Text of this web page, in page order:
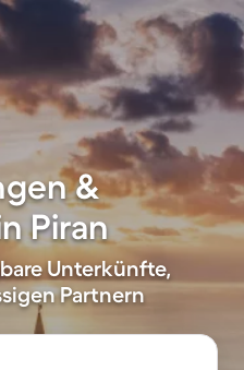
&
Piran
Unterkünfte,
Partnern